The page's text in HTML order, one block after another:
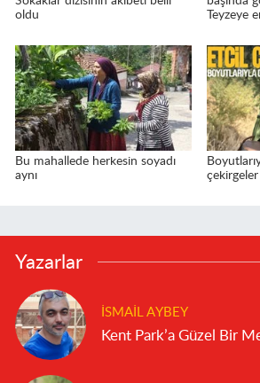
oldu
Teyzeye
Bu mahallede herkesin soyadı
aynı
çekirgeler
Yazarlar
İSMAIL AYBEY
Kent Park’a Güzel Bir